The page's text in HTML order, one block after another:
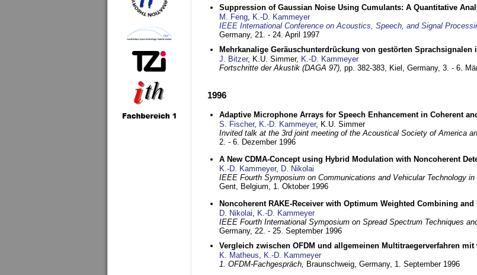
Suppression of Gaussian Noise Using Cumulants: A Quantitative
M. Feng, K.-D. Kammeyer
IEEE International Conference on Acoustics, Speech, and Signal
Germany, 21. - 24. April 1997
Mehrkanalige Geräuschunterdrückung von gestörten Sprachsignalen
J. Bitzer, K.U. Simmer, K.-D. Kammeyer
Fortschritte der Akustik (DAGA 97), pp. 382-383, Kiel, Germany, 3. - 6.
1996
Adaptive Microphone Arrays for Speech Enhancement in Coherent
S. Fischer, K.-D. Kammeyer, K.U. Simmer
Invited talk at the 3rd joint meeting of the Acoustical Society of America
2. - 6. Dezember 1996
A New CDMA-Concept using Hybrid Modulation with Noncoherent
K.-D. Kammeyer, D. Nikolai
IEEE Fourth Symposium on Communications and Vehicular Technology
Gent, Belgium, 1. Oktober 1996
Noncoherent RAKE-Receiver with Optimum Weighted Combining
D. Nikolai, K.-D. Kammeyer
IEEE Fourth International Symposium on Spread Spectrum Techniques
Germany, 22. - 25. September 1996
Vergleich zwischen OFDM und allgemeinen Multitraegerverfahren
K. Matheus, K.-D. Kammeyer
1. OFDM-Fachgespräch, Braunschweig, Germany, 1. September 1996